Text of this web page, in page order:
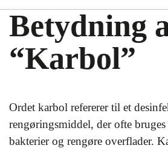
Betydning
“Karbol”
Ordet karbol refererer til et
rengøringsmiddel, der ofte
bakterier og rengøre overflader.